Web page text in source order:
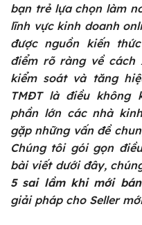
bạn trẻ lựa chọn làm
lĩnh vực kinh doanh
được nguồn kiến
điểm rõ ràng về
kiểm soát và tăng
TMĐT là điều không
phần lớn các nhà
gặp những vấn đề
Chúng tôi gói gọn
bài viết dưới đây,
5 sai lầm khi mới
giải pháp cho Seller